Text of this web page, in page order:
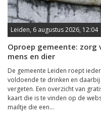
Leiden, 6 augustus 2026, 12:04
Oproep gemeente:
mens en dier
De gemeente Leiden roept
voldoende te drinken en
vergeten. Een overzicht van
kaart die is te vinden op de
mailtje die een...